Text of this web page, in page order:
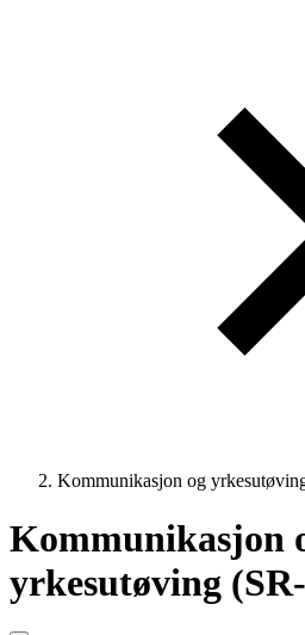
Kommunikasjon og
Kommunikasjon
yrkesutøving